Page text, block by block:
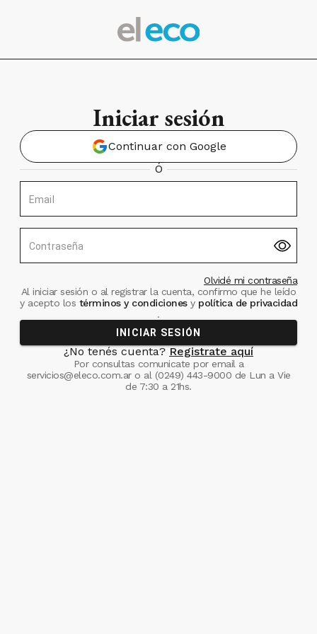
Iniciar sesión
Continuar con Google
Ó
Email
Contraseña
Olvidé mi contraseña
Al iniciar sesión o al registrar la cuenta, confirmo que he leído
y acepto los términos y condiciones ypolítica de privacidad
.
INICIAR SESIÓN
¿No tenés cuenta? Registrate aquí
Por consultas comunicate por email a
servicios@eleco.com.aro al (0249) 443-9000 de Lun a Vie
de 7:30 a 21hs.